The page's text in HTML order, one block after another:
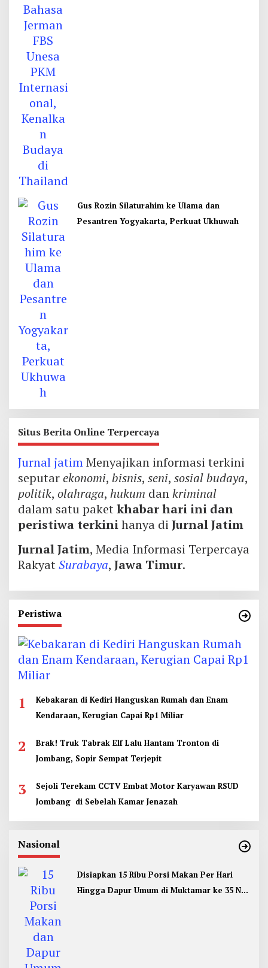
Gus Rozin Silaturahim ke Ulama dan
Pesantren Yogyakarta, Perkuat Ukhuwah
Situs Berita Online Terpercaya
Jurnal jatimMenyajikan informasi terkini
seputarekonomi, bisnis, seni, sosial budaya,
politik, olahraga, hukum dankriminal
dalam satu paketkhabar hari ini dan
peristiwa terkinihanya di Jurnal Jatim
Jurnal Jatim, Media Informasi Terpercaya
RakyatSurabaya, Jawa Timur.
Peristiwa
1
Kebakaran di Kediri Hanguskan Rumah dan Enam
Kendaraan, Kerugian Capai Rp1 Miliar
2
Brak! Truk Tabrak Elf Lalu Hantam Tronton di
Jombang, Sopir Sempat Terjepit
3
Sejoli Terekam CCTV Embat Motor Karyawan RSUD
Jombang di Sebelah Kamar Jenazah
Nasional
Disiapkan 15 Ribu Porsi Makan Per Hari
Hingga Dapur Umum di Muktamar ke 35 NU